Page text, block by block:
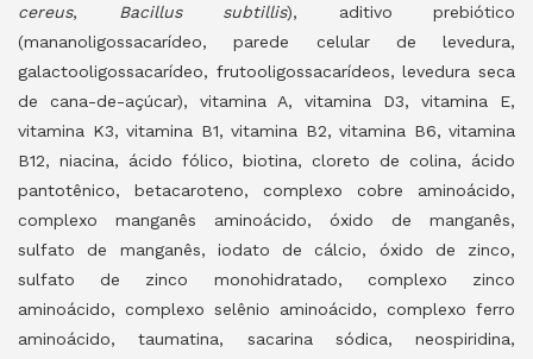
cereus, Bacillus subtillis), aditivo prebiótico
(mananoligossacarídeo, parede celular de levedura,
galactooligossacarídeo, frutooligossacarídeos, levedura seca
de cana-de-açúcar), vitamina A, vitamina D3, vitamina E,
vitamina K3, vitamina B1, vitamina B2, vitamina B6, vitamina
B12, niacina, ácido fólico, biotina, cloreto de colina, ácido
pantotênico, betacaroteno, complexo cobre aminoácido,
complexo manganês aminoácido, óxido de manganês,
sulfato de manganês, iodato de cálcio, óxido de zinco,
sulfato de zinco monohidratado, complexo zinco
aminoácido, complexo selênio aminoácido, complexo ferro
aminoácido, taumatina, sacarina sódica, neospiridina,